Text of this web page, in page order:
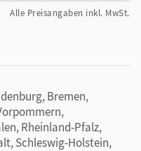
Alle Preisangaben inkl. MwSt.
Bremen,
Rheinland-Pfalz,
Schleswig-Holstein,